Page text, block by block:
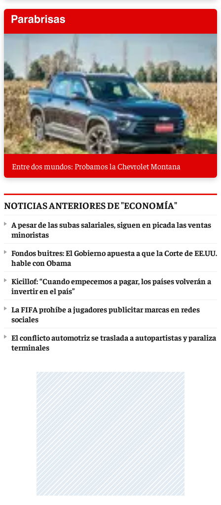
Entre dos mundos: Probamos la Chevrolet Montana
NOTICIAS ANTERIORES DE "ECONOMÍA"
A pesar de las subas salariales, siguen en picada las ventas
minoristas
Fondos buitres: El Gobierno apuesta a que la Corte de EE.UU.
hable con Obama
Kicillof: “Cuando empecemos a pagar, los países volverán a
invertir en el país”
La FIFA prohíbe a jugadores publicitar marcas en redes
sociales
El conflicto automotriz se traslada a autopartistas y paraliza
terminales